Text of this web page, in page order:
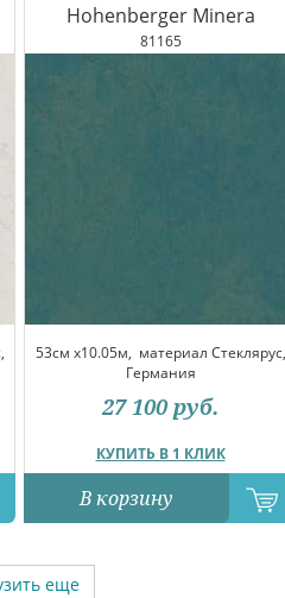
Hohenberger Minera
81165
53см x10.05м, материал Стеклярус,
Германия
КУПИТЬ В 1 КЛИК
27 100 руб.
В корзину
еще